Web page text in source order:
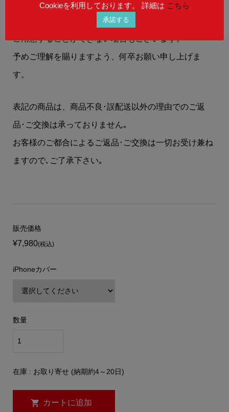
在庫状況によりましては、御注文後にご希望の商品を
ご用意することができない場合もございます。
予めご理解を賜りますよう、何卒お願い申し上げま
す。
表記の商品は、商品不良･誤配送以外の理由でのご返
品･ご交換は承っておりません｡
お客様のご都合によるご返品･ご交換は一切お受け兼ね
ますので､ご了承下さい｡
販売価格
¥7,980(税込)
iPhoneカバー
数量
在庫 : お取り寄せ (納期約4～20日)
Cookieを利用しております。 詳細は こちら
承諾する